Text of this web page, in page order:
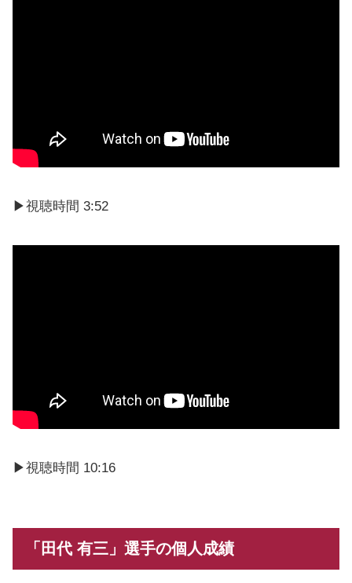
▶︎視聴時間 3:52
▶︎視聴時間 10:16
「田代 有三」選手の個人成績